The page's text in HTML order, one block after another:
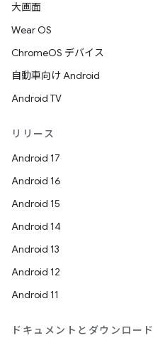
大画面
Wear OS
ChromeOS デバイス
自動車向け Android
Android TV
リリース
Android 17
Android 16
Android 15
Android 14
Android 13
Android 12
Android 11
ドキュメントとダウンロード